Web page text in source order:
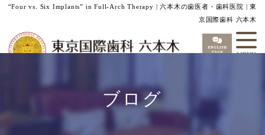
“Four vs. Six Implants” in Full‑Arch Therapy | 六本木の歯医者・歯科医院 | 東
京国際歯科 六本木
ブログ